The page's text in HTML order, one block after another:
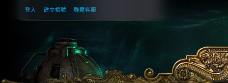
登入 建立帳號 聯繫客服